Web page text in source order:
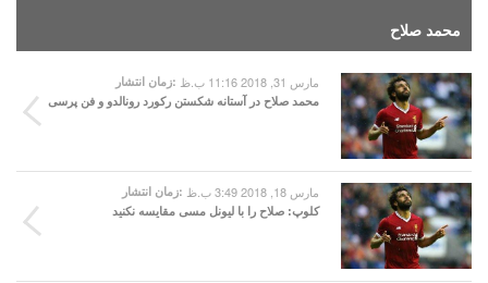
محمد صلاح
مارس 31, 2018 11:16 ب.ظ
محمد صلاح در آستانه شکستن رکورد رونالدو و فن پرسی
مارس 18, 2018 3:49 ب.ظ
کلوپ: صلاح را با لیونل مسی مقایسه نکنید